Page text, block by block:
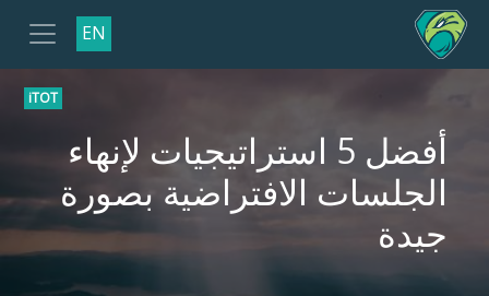
EN
iTOT
أفضل 5 استراتيجيات لإنهاء
الجلسات الافتراضية بصورة
جيدة